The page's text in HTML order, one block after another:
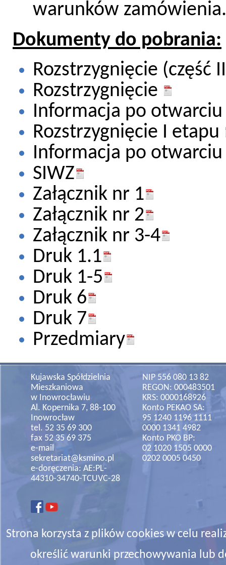
warunków zamówienia.
Dokumenty do pobrania:
Rozstrzygnięcie (część
Rozstrzygnięcie
Informacja po
Rozstrzygnięcie I etapu
Informacja po
SIWZ
Załącznik nr 1
Załącznik nr 2
Załącznik nr 3-4
Druk 1.1
Druk 1-5
Druk 6
Druk 7
Przedmiary
Kujawska Spółdzielnia
Mieszkaniowa
w Inowrocławiu
Al. Kopernika 7, 88-100
Inowrocław
tel. 52 35 69 300
fax 52 35 69 375
e-mail
sekretariat@ksmino.pl
e-doręczenia: AE:PL-
44310-34740-TCUVC-28
NIP 556 080 13 82
REGON: 000483501
KRS: 0000168926
Konto PEKAO SA:
95 1240 1196 1111
0000 1341 4982
Konto PKO BP:
02 1020 1505 0000
0202 0005 0450
Strona korzysta z plików cookies w celu
określić warunki przechowywania lub